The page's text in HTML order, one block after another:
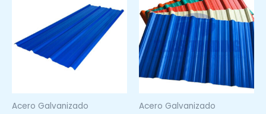
Acero Galvanizado Acero Galvanizado